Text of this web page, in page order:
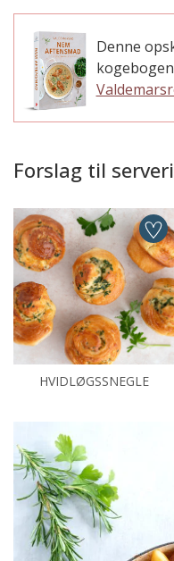
Denne
kogebogen
Forslag til
HVIDLØGSSNEGLE